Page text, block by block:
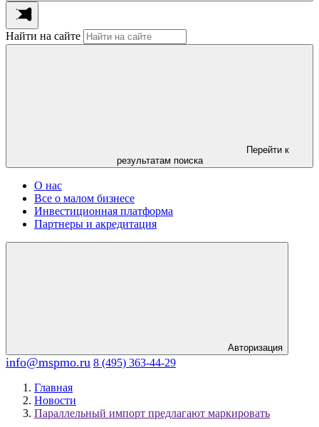
Найти на сайте
Перейти к
результатам поиска
О нас
Все о малом бизнесе
Инвестиционная платформа
Партнеры и акредитация
Авторизация
info@mspmo.ru 8 (495) 363-44-29
Главная
Новости
Параллельный импорт предлагают маркировать